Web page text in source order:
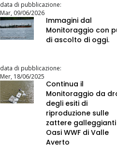
data di pubblicazione:
Mar, 09/06/2026
Immagini dal
Monitoraggio con
di ascolto di oggi.
data di pubblicazione:
Mer, 18/06/2025
Continua il
Monitoraggio da
degli esiti di
riproduzione sulle
zattere galleggianti
Oasi WWF di Valle
Averto